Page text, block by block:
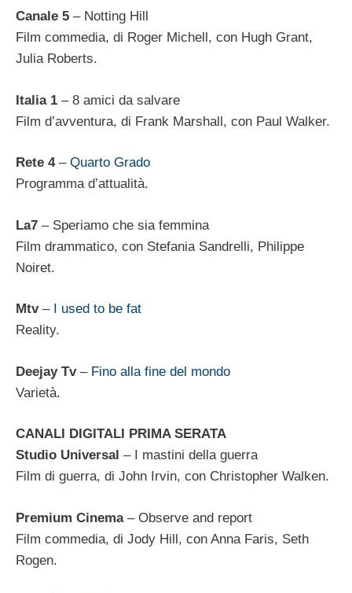
Canale 5 – Notting Hill
Film commedia, di Roger Michell, con Hugh Grant,
Julia Roberts.
Italia 1 – 8 amici da salvare
Film d’avventura, di Frank Marshall, con Paul Walker.
Rete 4– Quarto Grado
Programma d’attualità.
La7 – Speriamo che sia femmina
Film drammatico, con Stefania Sandrelli, Philippe
Noiret.
Mtv–
I used to be fat
Reality.
Deejay Tv– Fino alla fine del mondo
Varietà.
CANALI DIGITALI PRIMA SERATA
Studio Universal – I mastini della guerra
Film di guerra, di John Irvin, con Christopher Walken.
Premium Cinema– Observe and report
Film commedia, di Jody Hill, con Anna Faris, Seth
Rogen.